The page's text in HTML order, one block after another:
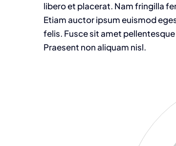
libero et placerat. Nam fringilla
Etiam auctor ipsum euismod
felis. Fusce sit amet
Praesent non aliquam nisl.